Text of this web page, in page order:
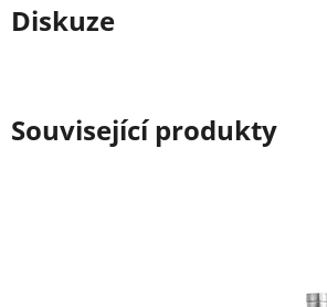
Diskuze
Související produkty